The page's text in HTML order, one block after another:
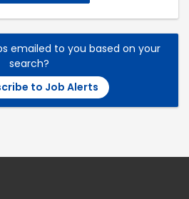
emailed to you based on your
search?
to Job Alerts